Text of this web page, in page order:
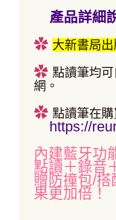
產品詳細
✿ 大新書局
✿ 點讀筆均
網。
✿ 點讀筆在
https://
內建藍牙功
點讀＋錄音
贈防撞包/
果更加倍！